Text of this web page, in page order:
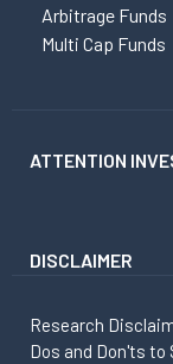
Arbitrage Funds
Multi Cap Funds
ATTENTION
DISCLAIMER
Research
Dos and Don'ts to